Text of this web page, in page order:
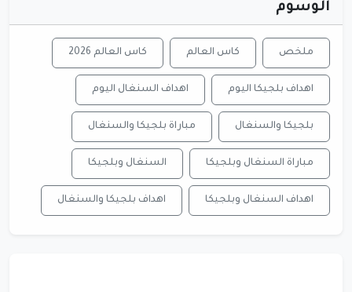
الوسوم
ملخص كاس العالم كاس العالم 2026
اهداف بلجيكا اليوم اهداف السنغال اليوم
بلجيكا والسنغال مباراة بلجيكا والسنغال
مباراة السنغال وبلجيكا السنغال وبلجيكا
اهداف السنغال وبلجيكا اهداف بلجيكا والسنغال